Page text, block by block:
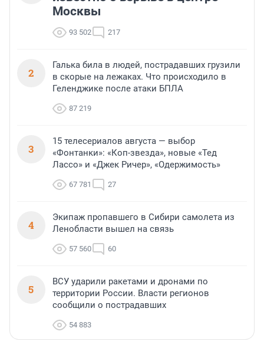
Москвы
93 502 217
2
Галька била в людей, пострадавших грузили
в скорые на лежаках. Что происходило в
Геленджике после атаки БПЛА
87 219
3
15 телесериалов августа — выбор
«Фонтанки»: «Коп-звезда», новые «Тед
Лассо» и «Джек Ричер», «Одержимость»
67 781 27
4
Экипаж пропавшего в Сибири самолета из
Ленобласти вышел на связь
57 560 60
5
ВСУ ударили ракетами и дронами по
территории России. Власти регионов
сообщили о пострадавших
54 883